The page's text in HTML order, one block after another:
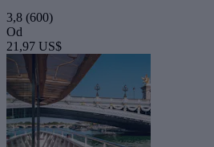
3,8 (600)
Od
21,97 US$